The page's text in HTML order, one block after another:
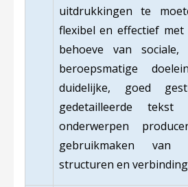
uitdrukkingen te
flexibel en effectief
behoeve van sociale,
beroepsmatige
duidelijke, goed
gedetailleerde tekst
onderwerpen
gebruikmaken van
structuren en